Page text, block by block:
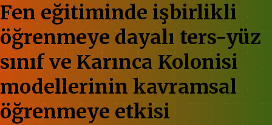
Fen eğitiminde işbirlikli
öğrenmeye dayalı ters-yüz
sınıf ve Karınca Kolonisi
modellerinin kavramsal
öğrenmeye etkisi